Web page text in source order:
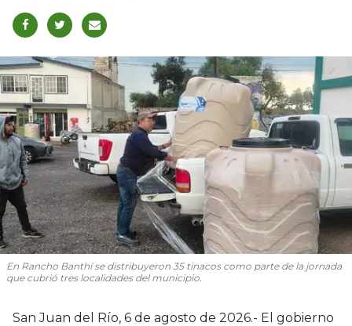
En Rancho Banthí se distribuyeron 35 tinacos como parte de la jornada
que cubrió tres localidades del municipio.
San Juan del Río, 6 de agosto de 2026.- El gobierno